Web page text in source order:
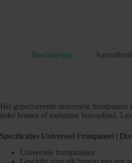
Beschrijving
Het geperforeerde universele
ieder houten of melamine bureaublad.
Specificaties Universeel Frontpaneel |
Universele frontpanelen
Geschikt voor elk bureau met een